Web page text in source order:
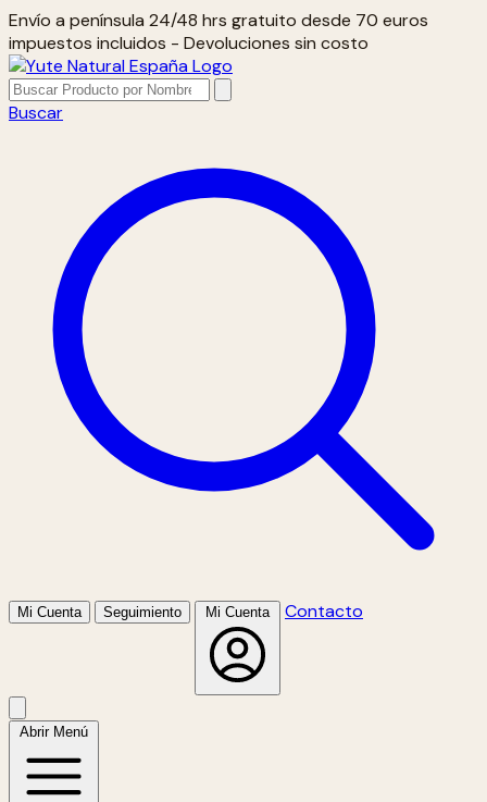
Envío a península 24/48 hrs gratuito desde 70 euros
impuestos incluidos - Devoluciones sin costo
Buscar
Mi Cuenta Seguimiento Mi Cuenta Contacto
Abrir Menú